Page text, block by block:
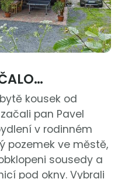
kousek od
pan Pavel
v rodinném
pozemek ve městě,
sousedy a
pod okny. Vybrali